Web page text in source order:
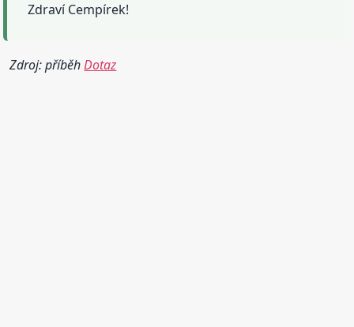
Zdraví Cempírek!
Zdroj: příběhDotaz